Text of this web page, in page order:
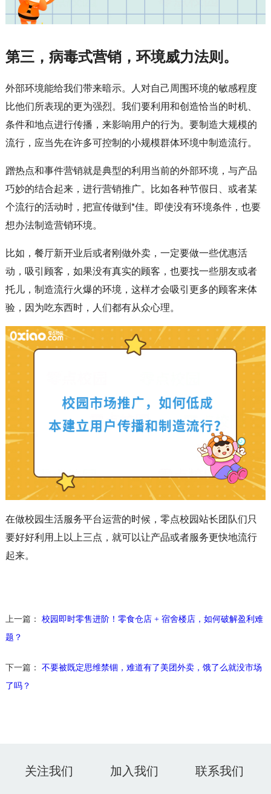
第三，病毒式营销，环境威力法则。
外部环境能给我们带来暗示。人对自己周围环境的敏感程度
比他们所表现的更为强烈。我们要利用和创造恰当的时机、
条件和地点进行传播，来影响用户的行为。要制造大规模的
流行，应当先在许多可控制的小规模群体环境中制造流行。
蹭热点和事件营销就是典型的利用当前的外部环境，与产品
巧妙的结合起来，进行营销推广。比如各种节假日、或者某
个流行的活动时，把宣传做到*佳。即使没有环境条件，也要
想办法制造营销环境。
比如，餐厅新开业后或者刚做外卖，一定要做一些优惠活
动，吸引顾客，如果没有真实的顾客，也要找一些朋友或者
托儿，制造流行火爆的环境，这样才会吸引更多的顾客来体
验，因为吃东西时，人们都有从众心理。
在做校园生活服务平台运营的时候，零点校园站长团队们只
要好好利用上以上三点，就可以让产品或者服务更快地流行
起来。
上一篇： 校园即时零售进阶！零食仓店 + 宿舍楼店，如何破解盈利难
题？
下一篇： 不要被既定思维禁锢，难道有了美团外卖，饿了么就没市场
了吗？
关注我们 加入我们 联系我们